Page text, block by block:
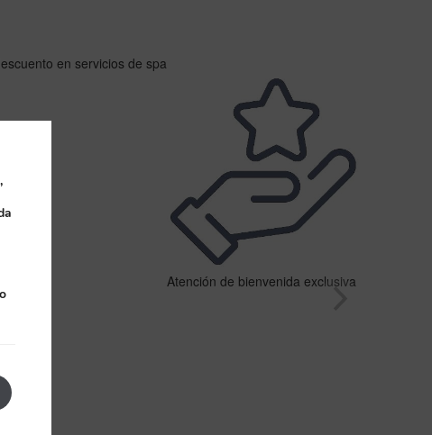
en servicios de spa
Atención de bienvenida exclusiva